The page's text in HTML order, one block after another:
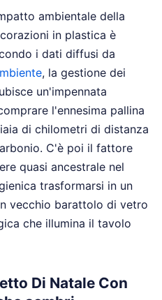
ambientale della
in plastica è
i dati diffusi da
, la gestione dei
un'impennata
l'ennesima pallina
di chilometri di distanza
C'è poi il fattore
quasi ancestrale nel
trasformarsi in un
vecchio barattolo di vetro
che illumina il tavolo
Di Natale Con